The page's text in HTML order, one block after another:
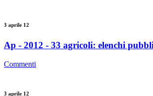
3 aprile 12
Ap - 2012 - 33 agricoli: elenchi
Commenti
3 aprile 12